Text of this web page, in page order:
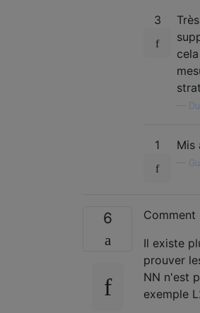
3
1 Mis
6
Comment
Il existe
prouver
NN n'est
exemple